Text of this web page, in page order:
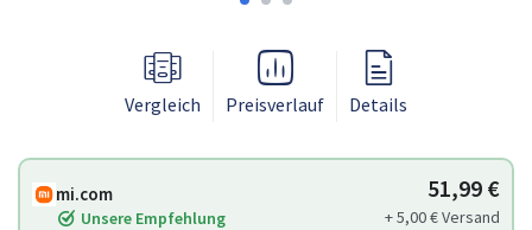
Vergleich Preisverlauf Details
mi.com
Unsere Empfehlung
51,99 €
+ 5,00 € Versand